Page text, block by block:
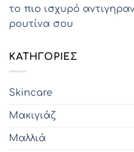
το πιο ισχυρό
ρουτίνα σου
KΑΤΗΓΟΡΊΕΣ
Skincare
Μακιγιάζ
Μαλλιά